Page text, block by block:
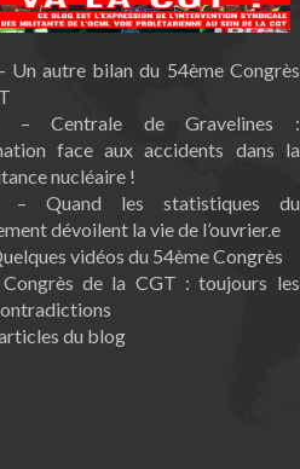
Un autre bilan du 54ème Congrès
– Centrale de Gravelines :
face aux accidents dans la
nucléaire !
– Quand les statistiques du
dévoilent la vie de l’ouvrier.e
vidéos du 54ème Congrès
de la CGT : toujours les
du blog